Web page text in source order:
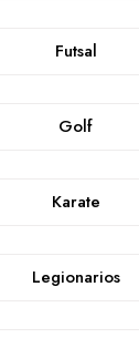
Futsal
Golf
Karate
Legionarios